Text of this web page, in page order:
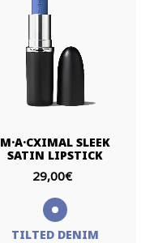
M·A·CXIMAL SLEEK
SATIN LIPSTICK
29,00€
TILTED DENIM